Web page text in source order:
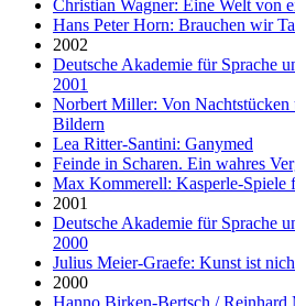
Christian Wagner: Eine Welt von
Hans Peter Horn: Brauchen wir
2002
Deutsche Akademie für Sprache
2001
Norbert Miller: Von Nachtstücken
Bildern
Lea Ritter-Santini: Ganymed
Feinde in Scharen. Ein wahres
Max Kommerell: Kasperle-Spiele
2001
Deutsche Akademie für Sprache
2000
Julius Meier-Graefe: Kunst ist
2000
Hanno Birken-Bertsch / Reinhard